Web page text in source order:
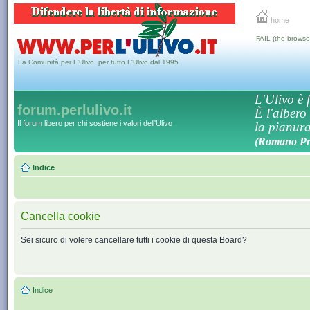
home
La Comunità per L'Ulivo, per tutto L'Ulivo dal 1995
FAIL (the
forum.perlulivo.it
Il forum libero per chi sostiene i valori dell'Ulivo
L'Ulivo è
È l'albero
la
(Romano
Indice
Cancella cookie
Sei sicuro di volere cancellare tutti i cookie di questa Board?
Indice